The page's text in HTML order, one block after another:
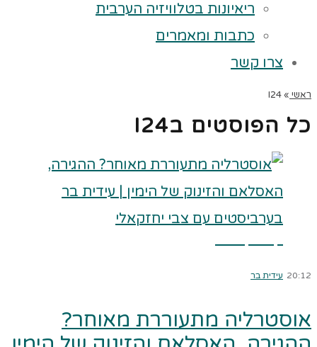
ריאיונות בטלוויזיה הערבית
כתבות ומאמרים
צרו קשר
ראשי »
I24
כל הפוסטים בI24
20:12 עידית בר
אוסטרליה מתעוררת מאוחר?